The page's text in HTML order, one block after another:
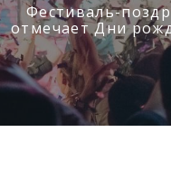
Фестиваль-
отмечает Дни